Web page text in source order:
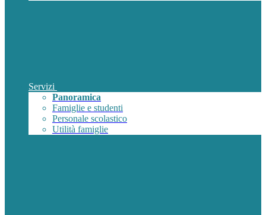
Servizi
Panoramica
Famiglie e studenti
Personale scolastico
Utilità famiglie